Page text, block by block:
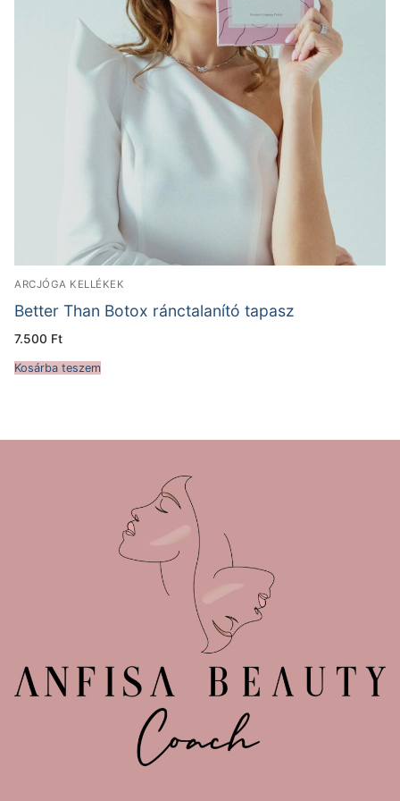
ARCJÓGA KELLÉKEK
Better Than Botox ránctalanító tapasz
7.500 Ft
Kosárba teszem